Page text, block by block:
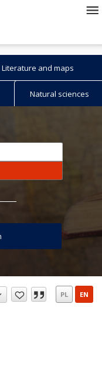
Literature and maps
Natural sciences
PL EN